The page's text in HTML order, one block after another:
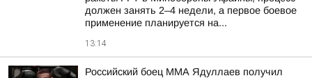
должен занять 2–4 недели, а первое боевое
применение планируется на...
13:14
Российский боец ММА Ядуллаев получил